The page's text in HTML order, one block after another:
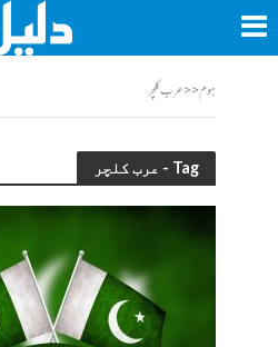
ہوم<<عرب کلچر
Tag - عرب کلچر